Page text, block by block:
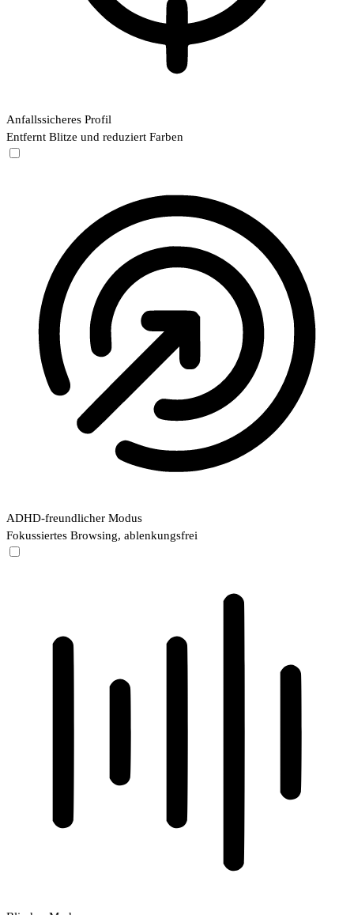
Anfallssicheres Profil
Entfernt Blitze und reduziert Farben
ADHD-freundlicher Modus
Fokussiertes Browsing, ablenkungsfrei